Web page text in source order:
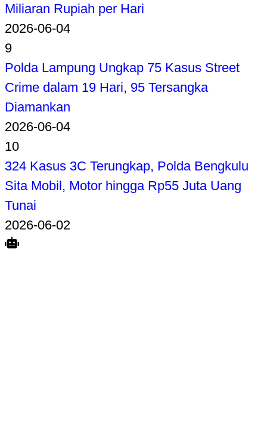
Miliaran Rupiah per Hari
2026-06-04
9
Polda Lampung Ungkap 75 Kasus Street
Crime dalam 19 Hari, 95 Tersangka
Diamankan
2026-06-04
10
324 Kasus 3C Terungkap, Polda Bengkulu
Sita Mobil, Motor hingga Rp55 Juta Uang
Tunai
2026-06-02